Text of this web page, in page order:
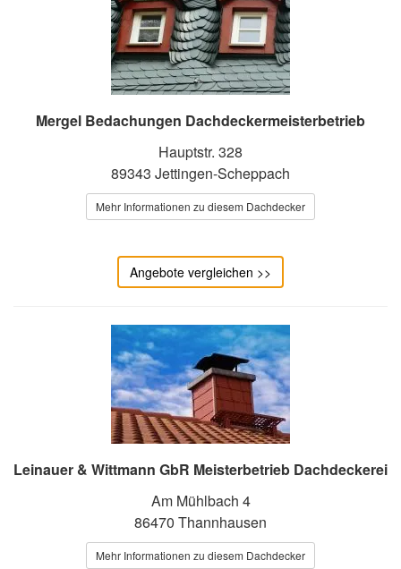
Mergel Bedachungen Dachdeckermeisterbetrieb
Hauptstr. 328
89343 Jettingen-Scheppach
Mehr Informationen zu diesem Dachdecker
Angebote vergleichen >>
Leinauer & Wittmann GbR Meisterbetrieb Dachdeckerei
Am Mühlbach 4
86470 Thannhausen
Mehr Informationen zu diesem Dachdecker